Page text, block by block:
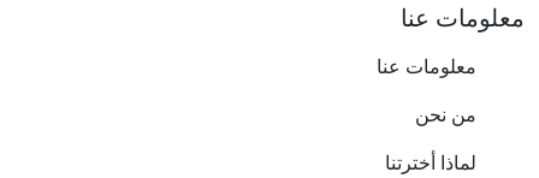
معلومات عنا
معلومات عنا
من نحن
لماذا أخترتنا